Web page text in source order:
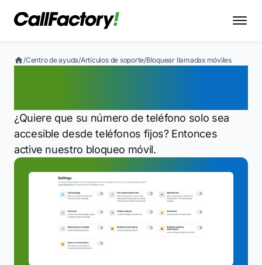
/Centro de ayuda/Artículos de soporte/Bloquear llamadas móviles
¿Quiere que su número de teléfono solo sea
accesible desde teléfonos fijos? Entonces
active nuestro bloqueo móvil.